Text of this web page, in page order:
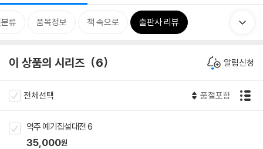
류 품목정보 책 속으로 출판사 리뷰
이 상품의 시리즈 6 알림신청
전체선택 품절포함
역주 예기집설대전 6
35,000원